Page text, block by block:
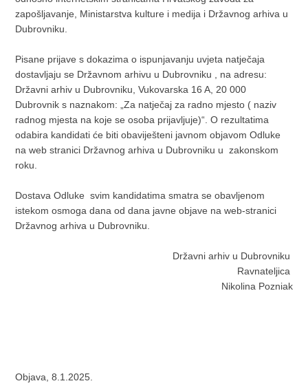
zapošljavanje, Ministarstva kulture i medija i Državnog arhiva u
Dubrovniku.
Pisane prijave s dokazima o ispunjavanju uvjeta natječaja
dostavljaju se Državnom arhivu u Dubrovniku , na adresu:
Državni arhiv u Dubrovniku, Vukovarska 16 A, 20 000
Dubrovnik s naznakom: „Za natječaj za radno mjesto ( naziv
radnog mjesta na koje se osoba prijavljuje)“. O rezultatima
odabira kandidati će biti obaviješteni javnom objavom Odluke
na web stranici Državnog arhiva u Dubrovniku u zakonskom
roku.
Dostava Odluke svim kandidatima smatra se obavljenom
istekom osmoga dana od dana javne objave na web-stranici
Državnog arhiva u Dubrovniku.
Državni arhiv u Dubrovniku
Ravnateljica
Nikolina Pozniak
Objava, 8.1.2025.